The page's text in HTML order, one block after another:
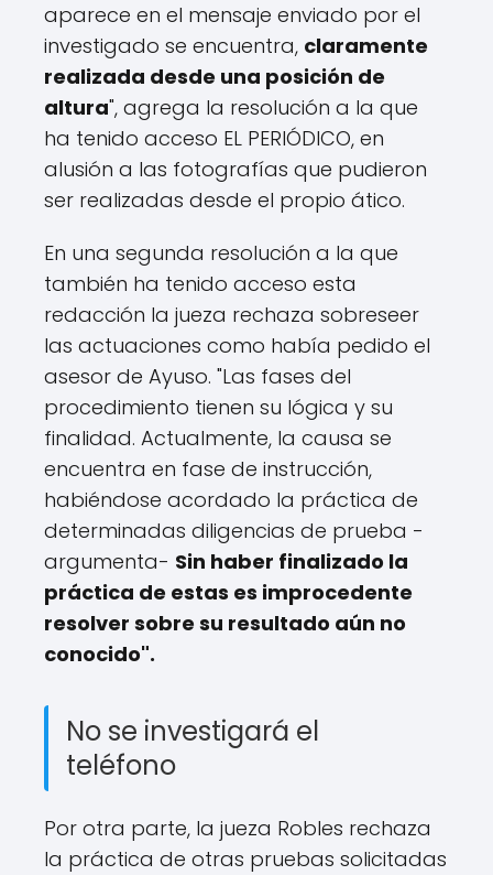
aparece en el mensaje enviado por el
investigado se encuentra, claramente
realizada desde una posición de
altura", agrega la resolución a la que
ha tenido acceso EL PERIÓDICO, en
alusión a las fotografías que pudieron
ser realizadas desde el propio ático.
En una segunda resolución a la que
también ha tenido acceso esta
redacción la jueza rechaza sobreseer
las actuaciones como había pedido el
asesor de Ayuso. "Las fases del
procedimiento tienen su lógica y su
finalidad. Actualmente, la causa se
encuentra en fase de instrucción,
habiéndose acordado la práctica de
determinadas diligencias de prueba -
argumenta- Sin haber finalizado la
práctica de estas es improcedente
resolver sobre su resultado aún no
conocido".
No se investigará el
teléfono
Por otra parte, la jueza Robles rechaza
la práctica de otras pruebas solicitadas